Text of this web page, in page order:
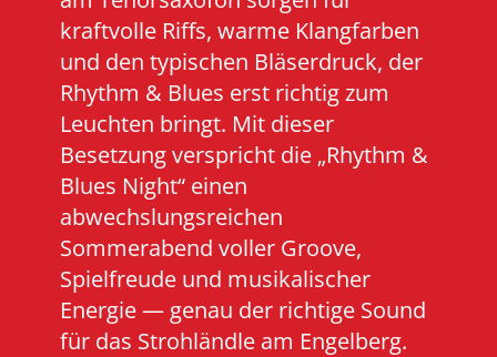
kraftvolle Riffs, warme Klangfarben
und den typischen Bläserdruck, der
Rhythm & Blues erst richtig zum
Leuchten bringt. Mit dieser
Besetzung verspricht die „Rhythm &
Blues Night“ einen
abwechslungsreichen
Sommerabend voller Groove,
Spielfreude und musikalischer
Energie — genau der richtige Sound
für das Strohländle am Engelberg.